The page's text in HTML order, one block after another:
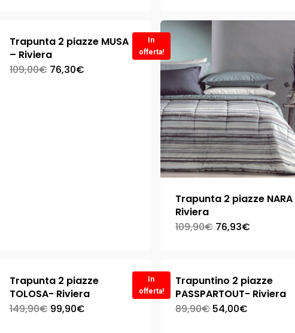
In
offerta!
Trapunta 2 piazze MUSA
– Riviera
109,00€ 76,30€
Trapunta 2 piazze NARA
Riviera
109,90€ 76,93€
In
offerta!
Trapunta 2 piazze
TOLOSA- Riviera
149,90€ 99,90€
Trapuntino 2 piazze
PASSPARTOUT- Riviera
89,90€ 54,00€